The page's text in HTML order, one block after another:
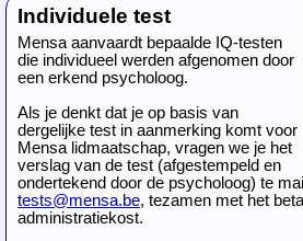
Individuele test
Mensa aanvaardt bepaalde IQ-testen
die individueel werden afgenomen door
een erkend psycholoog.
Als je denkt dat je op basis van
dergelijke test in aanmerking komt voor
Mensa lidmaatschap, vragen we je het
verslag van de test (afgestempeld en
ondertekend door de psycholoog) te
tests@mensa.be, tezamen met het
administratiekost.